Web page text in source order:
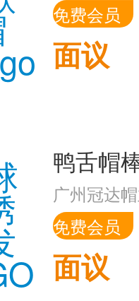
免费会员
面议
广州冠达
免费会员
面议